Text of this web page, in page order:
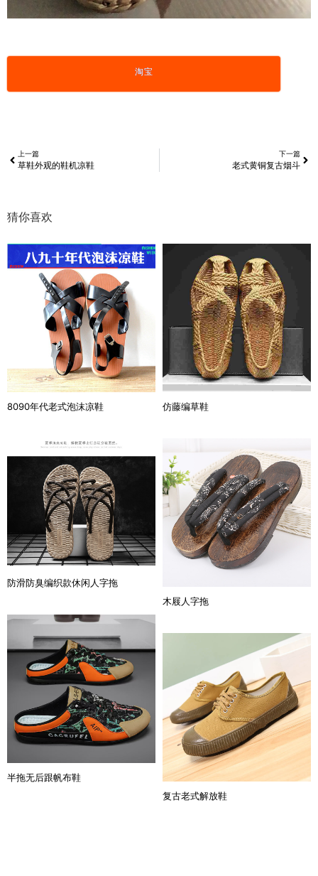
淘宝
上一篇
草鞋外观的鞋机凉鞋
下一篇
老式黄铜复古烟斗
猜你喜欢
8090年代老式泡沫凉鞋 仿藤编草鞋
防滑防臭编织款休闲人字拖
木屐人字拖
半拖无后跟帆布鞋
复古老式解放鞋